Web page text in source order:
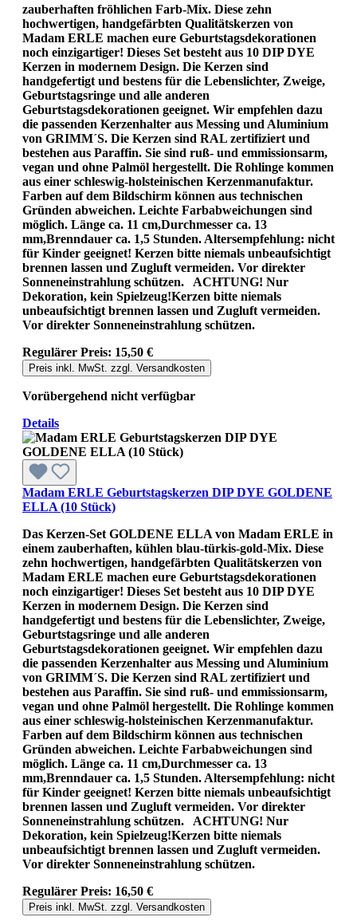
zauberhaften fröhlichen Farb-Mix. Diese zehn
hochwertigen, handgefärbten Qualitätskerzen von
Madam ERLE machen eure Geburtstagsdekorationen
noch einzigartiger! Dieses Set besteht aus 10 DIP DYE
Kerzen in modernem Design. Die Kerzen sind
handgefertigt und bestens für die Lebenslichter, Zweige,
Geburtstagsringe und alle anderen
Geburtstagsdekorationen geeignet. Wir empfehlen dazu
die passenden Kerzenhalter aus Messing und Aluminium
von GRIMM´S. Die Kerzen sind RAL zertifiziert und
bestehen aus Paraffin. Sie sind ruß- und emmissionsarm,
vegan und ohne Palmöl hergestellt. Die Rohlinge kommen
aus einer schleswig-holsteinischen Kerzenmanufaktur.
Farben auf dem Bildschirm können aus technischen
Gründen abweichen. Leichte Farbabweichungen sind
möglich. Länge ca. 11 cm,Durchmesser ca. 13
mm,Brenndauer ca. 1,5 Stunden. Altersempfehlung: nicht
für Kinder geeignet! Kerzen bitte niemals unbeaufsichtigt
brennen lassen und Zugluft vermeiden. Vor direkter
Sonneneinstrahlung schützen. ACHTUNG! Nur
Dekoration, kein Spielzeug!Kerzen bitte niemals
unbeaufsichtigt brennen lassen und Zugluft vermeiden.
Vor direkter Sonneneinstrahlung schützen.
Regulärer Preis: 15,50 €
Preis inkl. MwSt. zzgl. Versandkosten
Vorübergehend nicht verfügbar
Details
Madam ERLE Geburtstagskerzen DIP DYE GOLDENE
ELLA (10 Stück)
Das Kerzen-Set GOLDENE ELLA von Madam ERLE in
einem zauberhaften, kühlen blau-türkis-gold-Mix. Diese
zehn hochwertigen, handgefärbten Qualitätskerzen von
Madam ERLE machen eure Geburtstagsdekorationen
noch einzigartiger! Dieses Set besteht aus 10 DIP DYE
Kerzen in modernem Design. Die Kerzen sind
handgefertigt und bestens für die Lebenslichter, Zweige,
Geburtstagsringe und alle anderen
Geburtstagsdekorationen geeignet. Wir empfehlen dazu
die passenden Kerzenhalter aus Messing und Aluminium
von GRIMM´S. Die Kerzen sind RAL zertifiziert und
bestehen aus Paraffin. Sie sind ruß- und emmissionsarm,
vegan und ohne Palmöl hergestellt. Die Rohlinge kommen
aus einer schleswig-holsteinischen Kerzenmanufaktur.
Farben auf dem Bildschirm können aus technischen
Gründen abweichen. Leichte Farbabweichungen sind
möglich. Länge ca. 11 cm,Durchmesser ca. 13
mm,Brenndauer ca. 1,5 Stunden. Altersempfehlung: nicht
für Kinder geeignet! Kerzen bitte niemals unbeaufsichtigt
brennen lassen und Zugluft vermeiden. Vor direkter
Sonneneinstrahlung schützen. ACHTUNG! Nur
Dekoration, kein Spielzeug!Kerzen bitte niemals
unbeaufsichtigt brennen lassen und Zugluft vermeiden.
Vor direkter Sonneneinstrahlung schützen.
Regulärer Preis: 16,50 €
Preis inkl. MwSt. zzgl. Versandkosten